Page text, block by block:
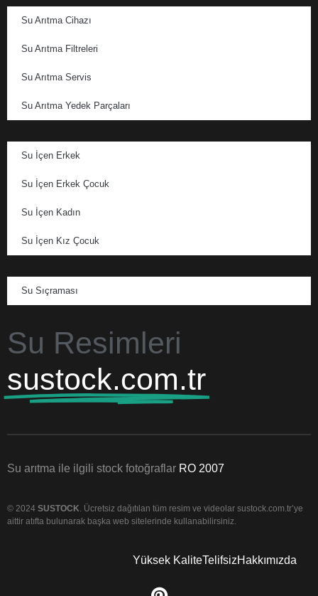
Su Arıtma Cihazı
Su Arıtma Filtreleri
Su Arıtma Servis
Su Arıtma Yedek Parçaları
Su İçen Erkek
Su İçen Erkek Çocuk
Su İçen Kadın
Su İçen Kız Çocuk
Su Sıçraması
Su Resimleri
sustock.com.tr
Su arıtma ile ilgili stock fotoğraflar RO 2007
© 2024 SUSTOCK . Ücretsiz dağıtılan tüm resim ve videolar sustock.com.tr’ye
aittir atıfta bulunarak başka web sitelerinde kullanabilirsiniz.
Yüksek KaliteTelifsizHakkımızda